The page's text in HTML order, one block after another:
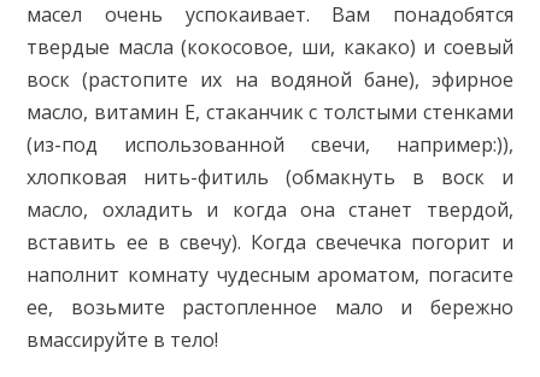
масел очень успокаивает. Вам понадобятся
твердые масла (кокосовое, ши, какако) и соевый
воск (растопите их на водяной бане), эфирное
масло, витамин Е, стаканчик с толстыми стенками
(из-под использованной свечи, например:)),
хлопковая нить-фитиль (обмакнуть в воск и
масло, охладить и когда она станет твердой,
вставить ее в свечу). Когда свечечка погорит и
наполнит комнату чудесным ароматом, погасите
ее, возьмите растопленное мало и бережно
вмассируйте в тело!